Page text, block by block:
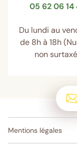
05 62 06 14
Du lundi au
de 8h à 18h
non
Mentions légales